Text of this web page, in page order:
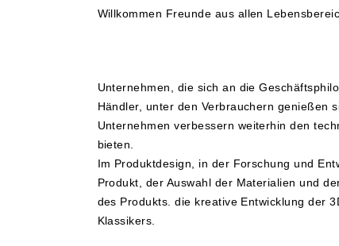
Willkommen Freunde aus allen
Unternehmen, die sich an die
Händler, unter den Verbrauchern genießen
Unternehmen verbessern weiterhin den
bieten.
Im Produktdesign, in der Forschung und
Produkt, der Auswahl der Materialien und
des Produkts. die kreative Entwicklung der
Klassikers.